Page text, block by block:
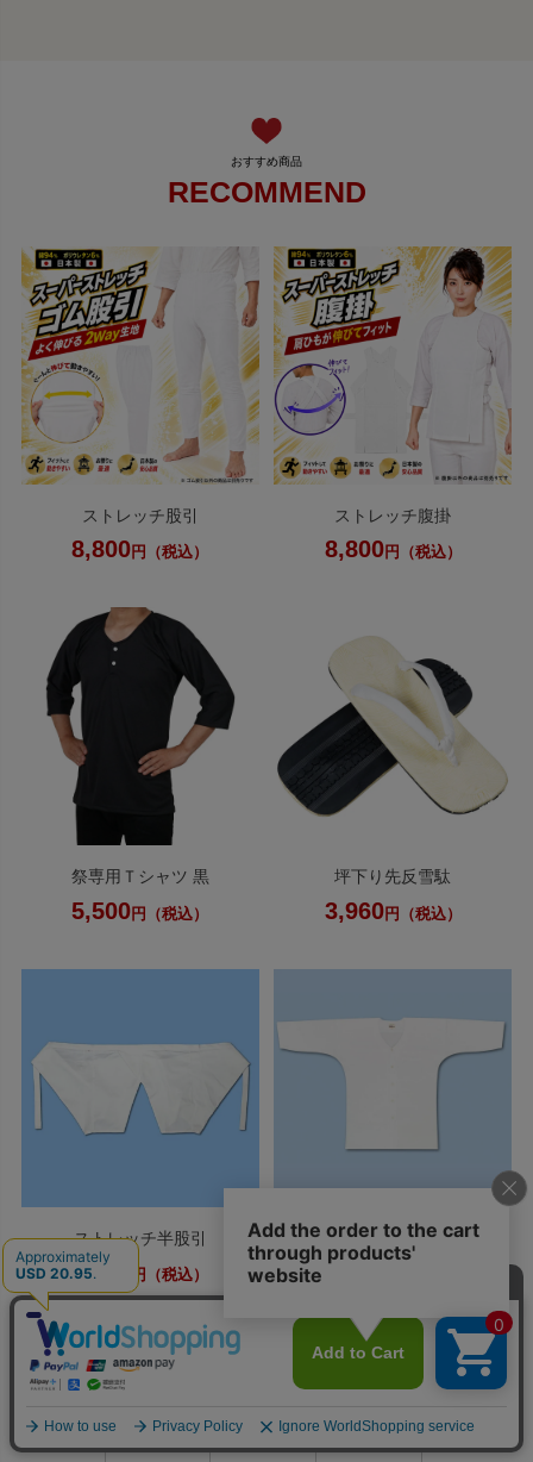
RECOMMEND
ストレッチ股引
8,800 円（税込）
ストレッチ腹掛
8,800円（税込）
祭専用Ｔシャツ 黒
5,500円（税込）
坪下り先反雪駄
3,960円（税込）
ストレッチ半股引
4,180 円（税込）
鯉口シャツ 晒
6,600
会員ページ 店舗案内